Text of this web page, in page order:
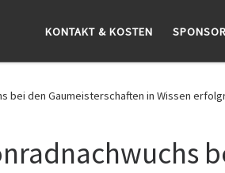
KONTAKT & KOSTEN
bei den Gaumeisterschaften in Wissen